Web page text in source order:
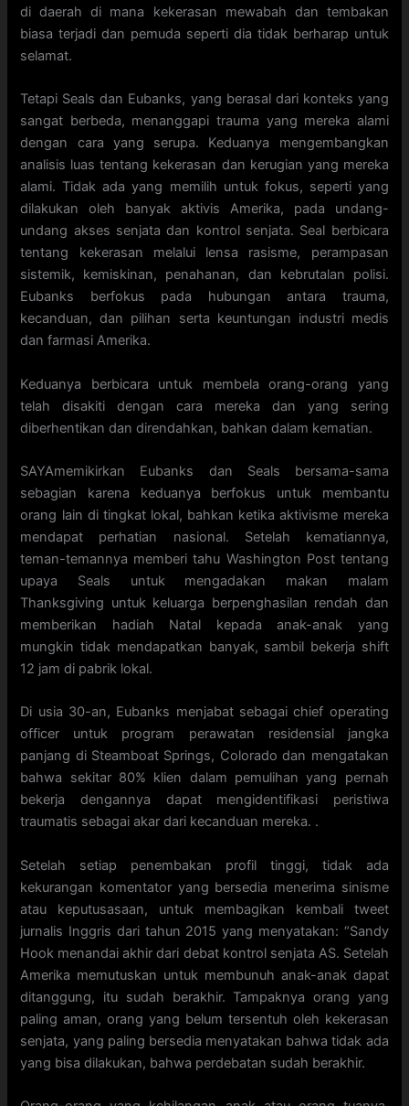
di daerah di mana kekerasan mewabah dan tembakan
biasa terjadi dan pemuda seperti dia tidak berharap untuk
selamat.
Tetapi Seals dan Eubanks, yang berasal dari konteks yang
sangat berbeda, menanggapi trauma yang mereka alami
dengan cara yang serupa. Keduanya mengembangkan
analisis luas tentang kekerasan dan kerugian yang mereka
alami. Tidak ada yang memilih untuk fokus, seperti yang
dilakukan oleh banyak aktivis Amerika, pada undang-
undang akses senjata dan kontrol senjata. Seal berbicara
tentang kekerasan melalui lensa rasisme, perampasan
sistemik, kemiskinan, penahanan, dan kebrutalan polisi.
Eubanks berfokus pada hubungan antara trauma,
kecanduan, dan pilihan serta keuntungan industri medis
dan farmasi Amerika.
Keduanya berbicara untuk membela orang-orang yang
telah disakiti dengan cara mereka dan yang sering
diberhentikan dan direndahkan, bahkan dalam kematian.
SAYAmemikirkan Eubanks dan Seals bersama-sama
sebagian karena keduanya berfokus untuk membantu
orang lain di tingkat lokal, bahkan ketika aktivisme mereka
mendapat perhatian nasional. Setelah kematiannya,
teman-temannya memberi tahu Washington Post tentang
upaya Seals untuk mengadakan makan malam
Thanksgiving untuk keluarga berpenghasilan rendah dan
memberikan hadiah Natal kepada anak-anak yang
mungkin tidak mendapatkan banyak, sambil bekerja shift
12 jam di pabrik lokal.
Di usia 30-an, Eubanks menjabat sebagai chief operating
officer untuk program perawatan residensial jangka
panjang di Steamboat Springs, Colorado dan mengatakan
bahwa sekitar 80% klien dalam pemulihan yang pernah
bekerja dengannya dapat mengidentifikasi peristiwa
traumatis sebagai akar dari kecanduan mereka. .
Setelah setiap penembakan profil tinggi, tidak ada
kekurangan komentator yang bersedia menerima sinisme
atau keputusasaan, untuk membagikan kembali tweet
jurnalis Inggris dari tahun 2015 yang menyatakan: “Sandy
Hook menandai akhir dari debat kontrol senjata AS. Setelah
Amerika memutuskan untuk membunuh anak-anak dapat
ditanggung, itu sudah berakhir. Tampaknya orang yang
paling aman, orang yang belum tersentuh oleh kekerasan
senjata, yang paling bersedia menyatakan bahwa tidak ada
yang bisa dilakukan, bahwa perdebatan sudah berakhir.